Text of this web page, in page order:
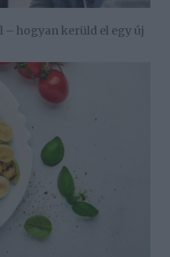
– hogyan kerüld el egy új